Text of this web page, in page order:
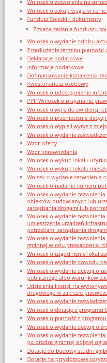
Wniosek o zezwolenie na
Wniosek o zakup węgla w
Fundusz Sołecki - dokumenty
Zmiana zadania funduszu
Wniosek o wydanie odpisu
Przedłużenie terminu
Deklaracje podatkowe
Informacje podatkowe
Dofinansowanie kształcenia
Kwestonariusz osobowy
Wniosek o udostępnienie
PPF Wniosek o przyznanie
Wniosek o wpis do ewidencji
Wniosek o przeniesienie
Wniosek o wypis i wyrys z
Wniosek o wydanie
Wzor_oferty
Wzor_sprawozdania
Wniosek o wykup lokalu
Wniosek o wykup lokalu
Wnisek o wydanie zezwolenia
Wniosek o nadanie numeru
Wniosek o wydanie
obiektów budowlanych lub
zarządzania drogami lub
Wniosek o wydanie
umieszczenia urządzeń
potrzebami zarządzania
Wniosek o wydanie
gminnej w celu prowadzenia
Wniosek o uzgodnienie
Wniosek o wydanie dowodu
Wniosek o wydanie decyzji o
publicznego albo warunków
Udzielenia licencji na
drogowego w zakresie
Wniosek o wydanie
Wniosek o dotację z programu
Wniosek o płatność z programu
Wniosek o wydanie decyzji o
Wniosek o wydanie
po drodze gminnej objętej
Dotacje do budowy studni
Dotacje na przydomowe